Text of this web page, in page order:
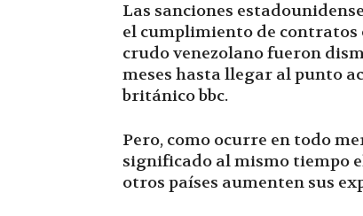
Las sanciones
el cumplimiento de contratos
crudo venezolano fueron
meses hasta llegar al punto
británico bbc.
Pero, como ocurre en todo
significado al mismo tiempo
otros países aumenten sus